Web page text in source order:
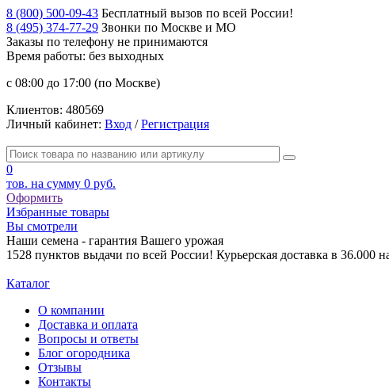
8 (800) 500-09-43 Бесплатный вызов по всей России!
8 (495) 374-77-29 Звонки по Москве и МО
Заказы по телефону не принимаются
Время работы: без выходных
с 08:00 до 17:00 (по Москве)
Клиентов: 480569
Личный кабинет: Вход /Регистрация
0
тов. на сумму 0 руб.
Оформить
Избранные товары
Вы смотрели
Наши семена - гарантия Вашего урожая
1528 пунктов выдачи по всей России! Курьерская доставка в 36.000
Каталог
О компании
Доставка и оплата
Вопросы и ответы
Блог огородника
Отзывы
Контакты